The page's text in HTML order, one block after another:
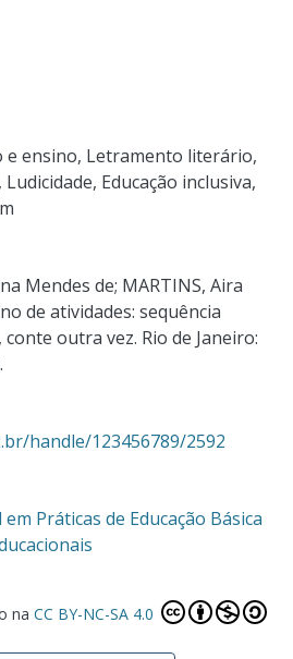
e ensino, Letramento literário,
, Ludicidade, Educação inclusiva,
Mendes de; MARTINS, Aira
de atividades: sequência
outra vez. Rio de Janeiro:
handle/123456789/2592
Práticas de Educação Básica
na CC BY-NC-SA 4.0